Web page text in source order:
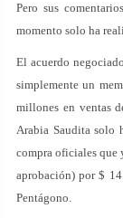
Pero sus
momento solo ha
El acuerdo
simplemente un
millones en ventas
Arabia Saudita solo
compra oficiales que
aprobación) por $
Pentágono.